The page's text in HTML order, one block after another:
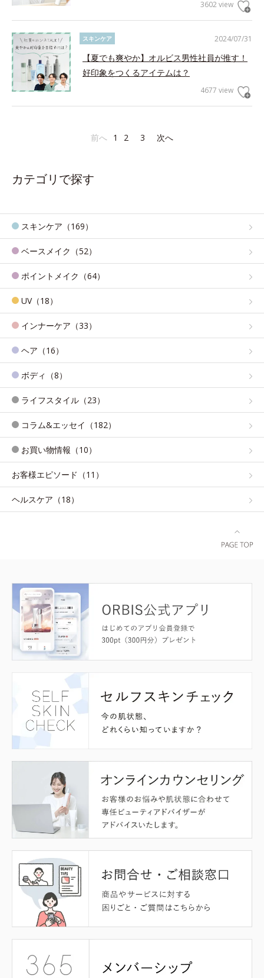
3602 view
2024/07/31
スキンケア
【夏でも爽やか】オルビス男性社員が推す！
好印象をつくるアイテムは？
4677 view
前へ 1 2 3 次へ
カテゴリで探す
スキンケア（169）
ベースメイク（52）
ポイントメイク（64）
UV（18）
インナーケア（33）
ヘア（16）
ボディ（8）
ライフスタイル（23）
コラム&エッセイ（182）
お買い物情報（10）
お客様エピソード（11）
ヘルスケア（18）